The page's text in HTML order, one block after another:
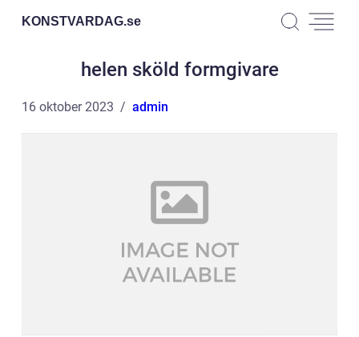
KONSTVARDAG.se
helen sköld formgivare
16 oktober 2023 admin